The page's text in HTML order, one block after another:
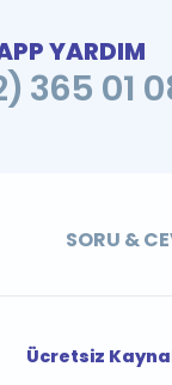
YARDIM
365 01
SORU &
Ücretsiz